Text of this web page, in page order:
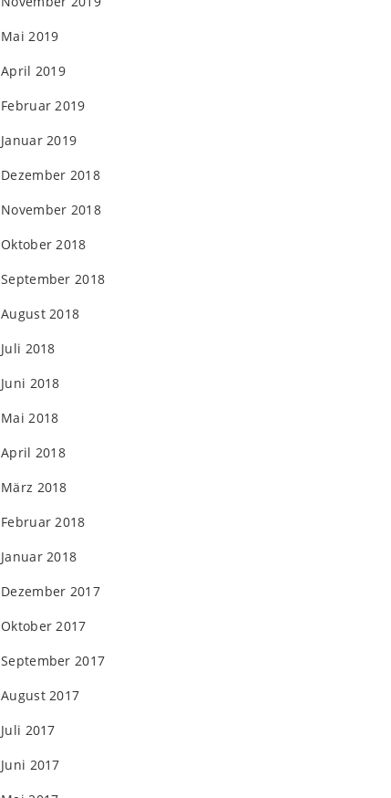
Mai 2019
April 2019
Februar 2019
Januar 2019
Dezember 2018
November 2018
Oktober 2018
September 2018
August 2018
Juli 2018
Juni 2018
Mai 2018
April 2018
März 2018
Februar 2018
Januar 2018
Dezember 2017
Oktober 2017
September 2017
August 2017
Juli 2017
Juni 2017